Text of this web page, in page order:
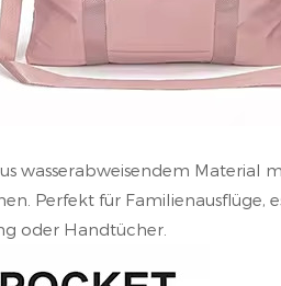
wasserabweisendem Material
Perfekt für Familienausflüge,
oder Handtücher.